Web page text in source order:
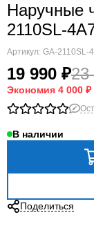
Наручные
2110SL-
Артикул: GA-2110SL-
19 990 ₽23
Экономия 4 000 ₽
В наличии
Поделиться